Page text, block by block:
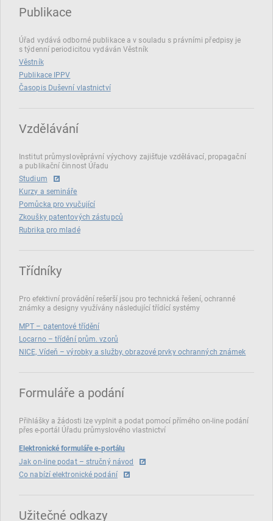
Publikace
Úřad vydává odborné publikace a v souladu s právními předpisy je
s týdenní periodicitou vydáván Věstník
Věstník
Publikace IPPV
Časopis Duševní vlastnictví
Vzdělávání
Institut průmyslověprávní výychovy zajišťuje vzdělávací, propagační
a publikační činnost Úřadu
Studium
Kurzy a semináře
Pomůcka pro vyučující
Zkoušky patentových zástupců
Rubrika pro mladé
Třídníky
Pro efektivní provádění rešerší jsou pro technická řešení, ochranné
známky a designy využívány následující třídící systémy
MPT – patentové třídění
Locarno – třídění prům. vzorů
NICE, Vídeň – výrobky a služby, obrazové prvky ochranných známek
Formuláře a podání
Přihlášky a žádosti lze vyplnit a podat pomocí přímého on‑line podání
přes e‑portál Úřadu průmyslového vlastnictví
Elektronické formuláře e-portálu
Jak on-line podat – stručný návod
Co nabízí elektronické podání
Užitečné odkazy